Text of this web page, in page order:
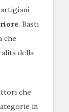
. Basti
che
della
che
in